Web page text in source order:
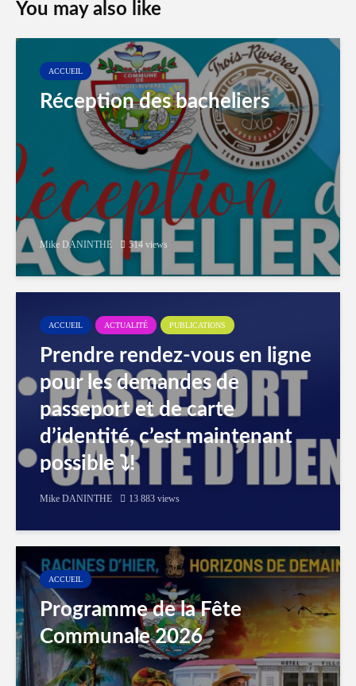
You may also like
ACCUEIL
Réception des bacheliers
Mike DANINTHE 514 views
ACCUEIL ACTUALITÉ PUBLICATIONS
Prendre rendez-vous en ligne
pour les demandes de
passeport et de carte
d’identité, c’est maintenant
possible ⤵️!
Mike DANINTHE 13 883 views
ACCUEIL
Programme de la Fête
Communale 2026